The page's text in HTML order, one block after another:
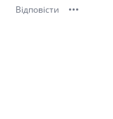
Відповісти •••